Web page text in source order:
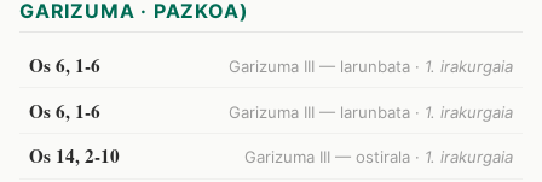
GARIZUMA · PAZKOA)
Os 6, 1-6 Garizuma III — larunbata · 1. irakurgaia
Os 6, 1-6 Garizuma III — larunbata · 1. irakurgaia
Os 14, 2-10 Garizuma III — ostirala · 1. irakurgaia